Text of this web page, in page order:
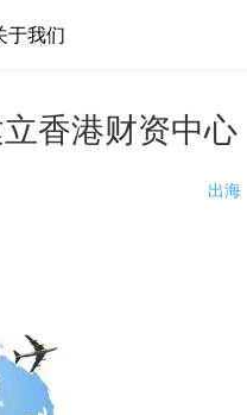
于我们
香港财资中心
出海